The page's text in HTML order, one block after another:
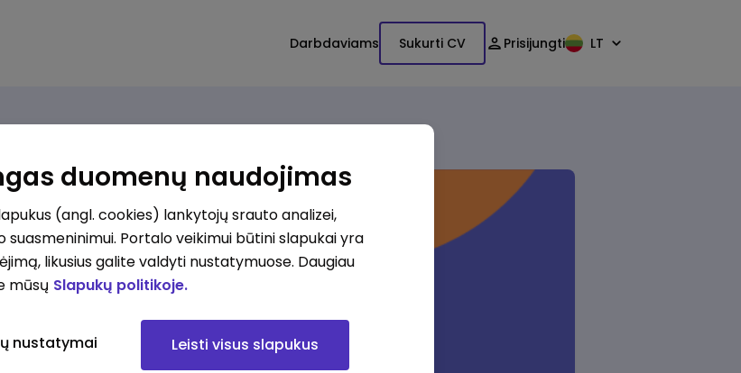
Darbdaviams Sukurti CV Prisijungti LT
duomenų naudojimas
(angl. cookies) lankytojų srauto analizei,
suasmeninimui. Portalo veikimui būtini slapukai yra
likusius galite valdyti nustatymuose. Daugiau
mūsų Slapukų politikoje.
nustatymai Leisti visus slapukus